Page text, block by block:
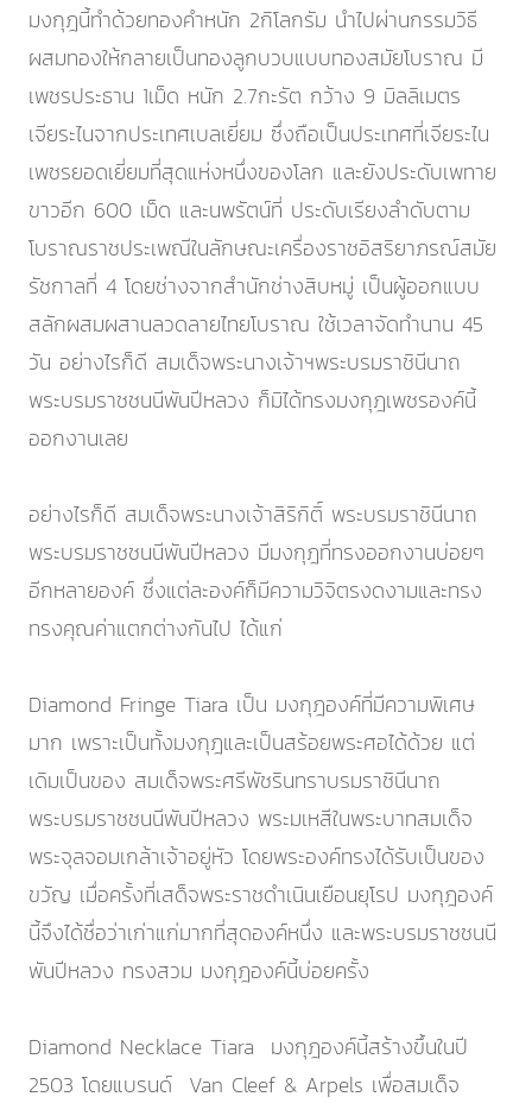
มงกุฎนี้ทำด้วยทองคำหนัก 2กิโลกรัม นำไปผ่านกรรมวิธี
ผสมทองให้กลายเป็นทองลูกบวบแบบทองสมัยโบราณ มี
เพชรประธาน 1เม็ด หนัก 2.7กะรัต กว้าง 9 มิลลิเมตร
เจียระไนจากประเทศเบลเยี่ยม ซึ่งถือเป็นประเทศที่เจียระไน
เพชรยอดเยี่ยมที่สุดแห่งหนึ่งของโลก และยังประดับเพทาย
ขาวอีก 600 เม็ด และนพรัตน์ที่ ประดับเรียงลำดับตาม
โบราณราชประเพณีในลักษณะเครื่องราชอิสริยาภรณ์สมัย
รัชกาลที่ 4 โดยช่างจากสำนักช่างสิบหมู่ เป็นผู้ออกแบบ
สลักผสมผสานลวดลายไทยโบราณ ใช้เวลาจัดทำนาน 45
วัน อย่างไรก็ดี สมเด็จพระนางเจ้าฯพระบรมราชินีนาถ
พระบรมราชชนนีพันปีหลวง ก็มิได้ทรงมงกุฎเพชรองค์นี้
ออกงานเลย
อย่างไรก็ดี สมเด็จพระนางเจ้าสิริกิติ์ พระบรมราชินีนาถ
พระบรมราชชนนีพันปีหลวง มีมงกุฎที่ทรงออกงานบ่อยๆ
อีกหลายองค์ ซึ่งแต่ละองค์ก็มีความวิจิตรงดงามและทรง
ทรงคุณค่าแตกต่างกันไป ได้แก่
Diamond Fringe Tiara เป็น มงกุฎองค์ที่มีความพิเศษ
มาก เพราะเป็นทั้งมงกุฎและเป็นสร้อยพระศอได้ด้วย แต่
เดิมเป็นของ สมเด็จพระศรีพัชรินทราบรมราชินีนาถ
พระบรมราชชนนีพันปีหลวง พระมเหสีในพระบาทสมเด็จ
พระจุลจอมเกล้าเจ้าอยู่หัว โดยพระองค์ทรงได้รับเป็นของ
ขวัญ เมื่อครั้งที่เสด็จพระราชดำเนินเยือนยุโรป มงกุฎองค์
นี้จึงได้ชื่อว่าเก่าแก่มากที่สุดองค์หนึ่ง และพระบรมราชชนนี
พันปีหลวง ทรงสวม มงกุฎองค์นี้บ่อยครั้ง
Diamond Necklace Tiara มงกุฎองค์นี้สร้างขึ้นในปี
2503 โดยแบรนด์ Van Cleef & Arpels เพื่อสมเด็จ